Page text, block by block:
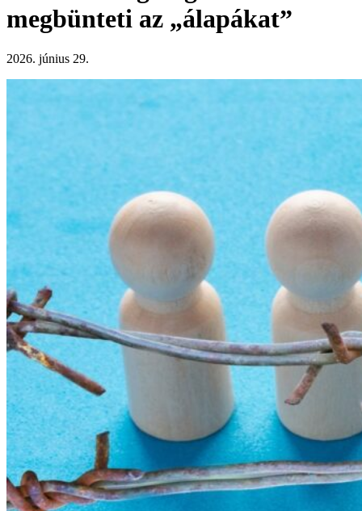
megbünteti az „álapákat”
2026. június 29.